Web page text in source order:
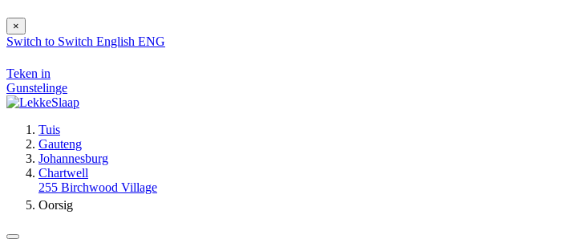
×
Switch to Switch English ENG
Teken in
Gunstelinge
Tuis
Gauteng
Johannesburg
Chartwell
255 Birchwood Village
Oorsig